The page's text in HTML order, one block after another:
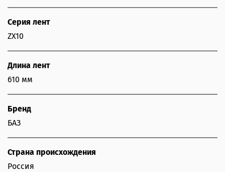
Серия лент
ZX10
Длина лент
610 мм
Бренд
БАЗ
Страна происхождения
Россия